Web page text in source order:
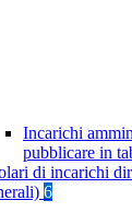
Incarichi
pubblicare in
di incarichi
6